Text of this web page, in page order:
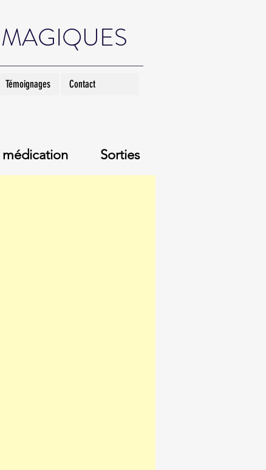
Témoignages Contact
médication Sorties